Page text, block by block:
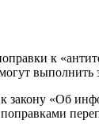
к
выполнить
«Об